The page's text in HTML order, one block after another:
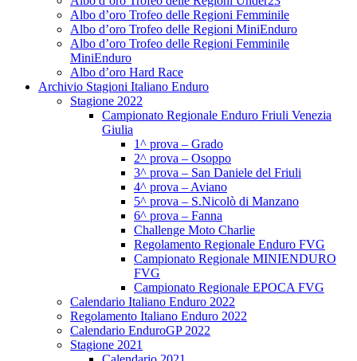
Albo d’oro Trofeo delle Regioni Femminile
Albo d’oro Trofeo delle Regioni MiniEnduro
Albo d’oro Trofeo delle Regioni Femminile
MiniEnduro
Albo d’oro Hard Race
Archivio Stagioni Italiano Enduro
Stagione 2022
Campionato Regionale Enduro Friuli Venezia
Giulia
1^ prova – Grado
2^ prova – Osoppo
3^ prova – San Daniele del Friuli
4^ prova – Aviano
5^ prova – S.Nicolò di Manzano
6^ prova – Fanna
Challenge Moto Charlie
Regolamento Regionale Enduro FVG
Campionato Regionale MINIENDURO
FVG
Campionato Regionale EPOCA FVG
Calendario Italiano Enduro 2022
Regolamento Italiano Enduro 2022
Calendario EnduroGP 2022
Stagione 2021